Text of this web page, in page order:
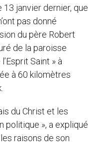
janvier dernier, que
pas donné
du père Robert
de la paroisse
Saint » à
à 60 kilomètres
du Christ et les
politique », a expliqué
raisons de son